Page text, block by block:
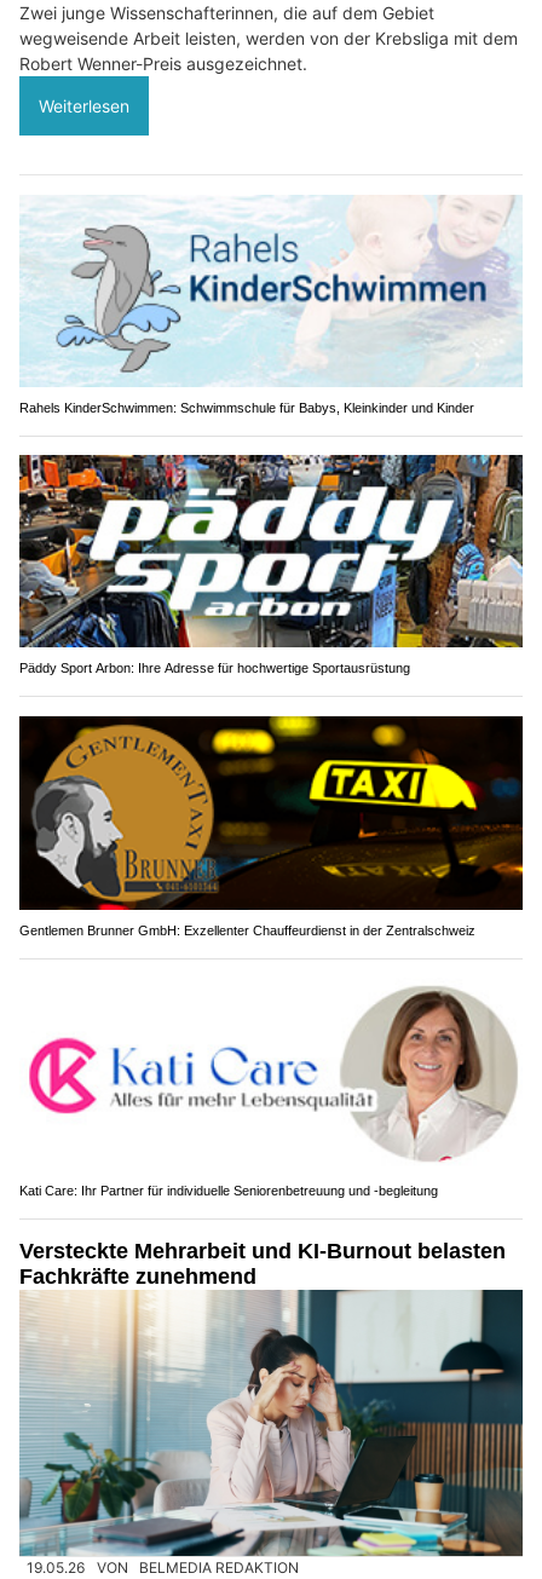
Zwei junge Wissenschafterinnen, die auf dem Gebiet
wegweisende Arbeit leisten, werden von der Krebsliga mit dem
Robert Wenner-Preis ausgezeichnet.
Weiterlesen
Rahels KinderSchwimmen: Schwimmschule für Babys, Kleinkinder und Kinder
Päddy Sport Arbon: Ihre Adresse für hochwertige Sportausrüstung
Gentlemen Brunner GmbH: Exzellenter Chauffeurdienst in der Zentralschweiz
Kati Care: Ihr Partner für individuelle Seniorenbetreuung und -begleitung
Versteckte Mehrarbeit und KI-Burnout belasten
Fachkräfte zunehmend
19.05.26 VON BELMEDIA REDAKTION